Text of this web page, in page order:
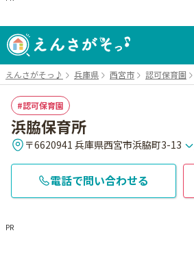
えんさがそっ♪ 兵庫県 西宮市 認可保育園
認可保育園
浜脇保育所
〒6620941 兵庫県西宮市浜脇町3-13
電話で問い合わせる
PR